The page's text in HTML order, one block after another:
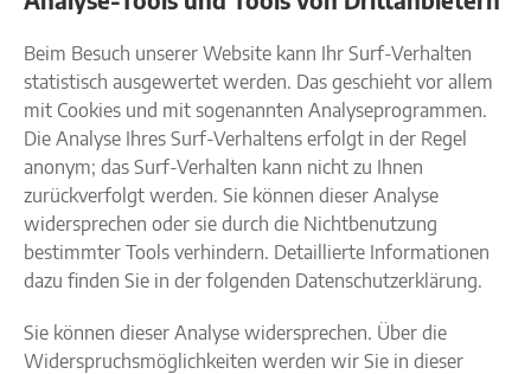
Beim Besuch unserer Website kann Ihr Surf-Verhalten
statistisch ausgewertet werden. Das geschieht vor allem
mit Cookies und mit sogenannten Analyseprogrammen.
Die Analyse Ihres Surf-Verhaltens erfolgt in der Regel
anonym; das Surf-Verhalten kann nicht zu Ihnen
zurückverfolgt werden. Sie können dieser Analyse
widersprechen oder sie durch die Nichtbenutzung
bestimmter Tools verhindern. Detaillierte Informationen
dazu finden Sie in der folgenden Datenschutzerklärung.
Sie können dieser Analyse widersprechen. Über die
Widerspruchsmöglichkeiten werden wir Sie in dieser